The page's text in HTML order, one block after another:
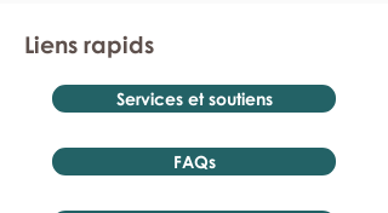
Liens rapids
Services et soutiens
FAQs